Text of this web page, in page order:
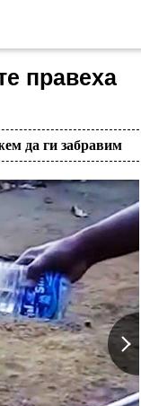
правеха
да ги забравим